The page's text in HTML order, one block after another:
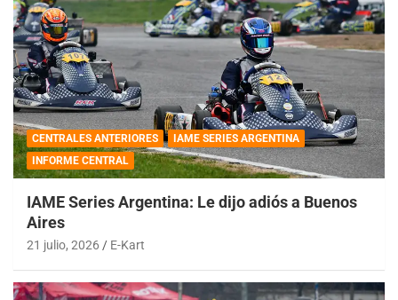
CENTRALES ANTERIORES
IAME SERIES ARGENTINA
INFORME CENTRAL
IAME Series Argentina: Le dijo adiós a Buenos
Aires
21 julio, 2026 E-Kart